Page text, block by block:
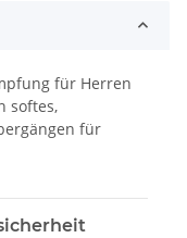
für Herren
softes,
für